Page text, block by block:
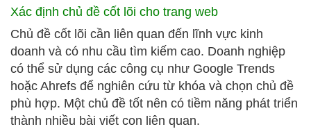
Xác định chủ đề cốt lõi cho trang web
Chủ đề cốt lõi cần liên quan đến lĩnh vực kinh
doanh và có nhu cầu tìm kiếm cao. Doanh nghiệp
có thể sử dụng các công cụ như Google Trends
hoặc Ahrefs để nghiên cứu từ khóa và chọn chủ đề
phù hợp. Một chủ đề tốt nên có tiềm năng phát triển
thành nhiều bài viết con liên quan.